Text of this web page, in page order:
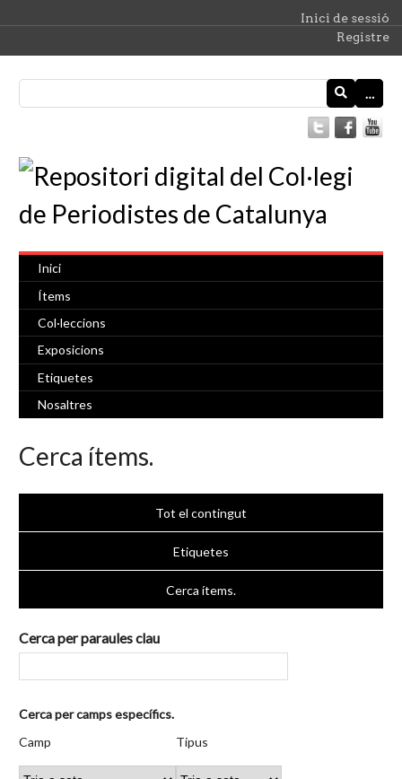
Inici de sessió
Registre
…
Inici
Ítems
Col·leccions
Exposicions
Etiquetes
Nosaltres
Cerca ítems.
Tot el contingut
Etiquetes
Cerca ítems.
Cerca per paraules clau
Nombre
files
a
Cerca per camps específics.
de
cerca
de
cerca
de
cerca
Joiner
Camp Tipus